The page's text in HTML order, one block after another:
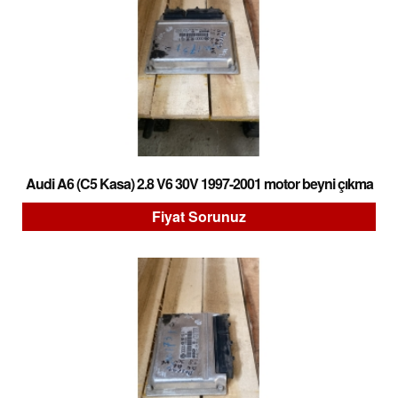
Audi A6 (C5 Kasa) 2.8 V6 30V 1997-2001 motor beyni çıkma
Fiyat Sorunuz